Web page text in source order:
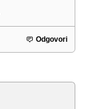
Odgovori